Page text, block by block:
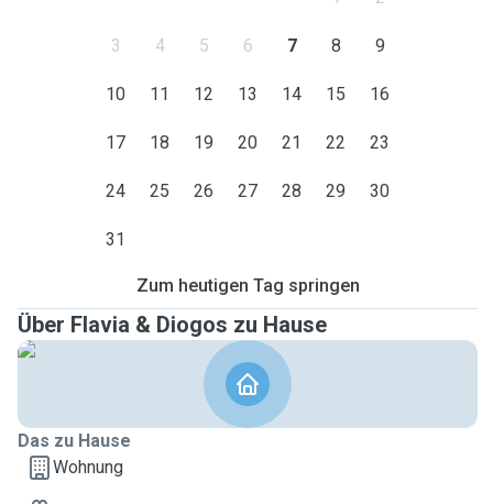
3 4 5 6 7 8 9
10 11 12 13 14 15 16
17 18 19 20 21 22 23
24 25 26 27 28 29 30
31
Zum heutigen Tag springen
Über Flavia & Diogos zu Hause
Das zu Hause
Wohnung